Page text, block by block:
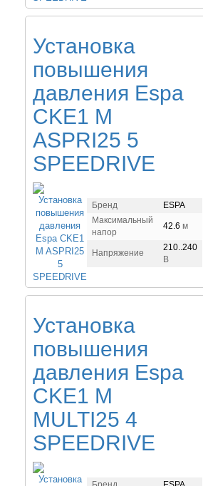
Установка
повышения
давления Espa
CKE1 M
ASPRI25 5
SPEEDRIVE
Бренд
ESPA
Максимальный
напор
42.6 м
Напряжение
210..240
В
Установка
повышения
давления Espa
CKE1 M
MULTI25 4
SPEEDRIVE